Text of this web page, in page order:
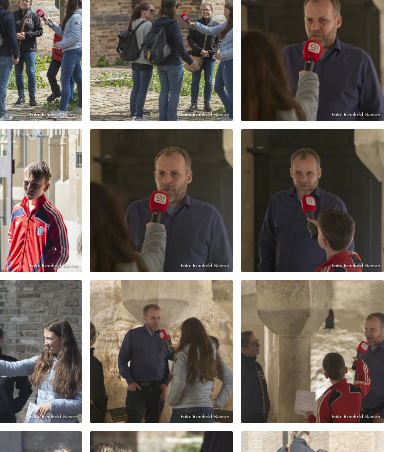
Foto: Reinhold Banner Foto: Reinhold Banner Foto: Reinhold Banner
Foto: Reinhold Banner Foto: Reinhold Banner Foto: Reinhold Banner
Foto: Reinhold Banner Foto: Reinhold Banner Foto: Reinhold Banner